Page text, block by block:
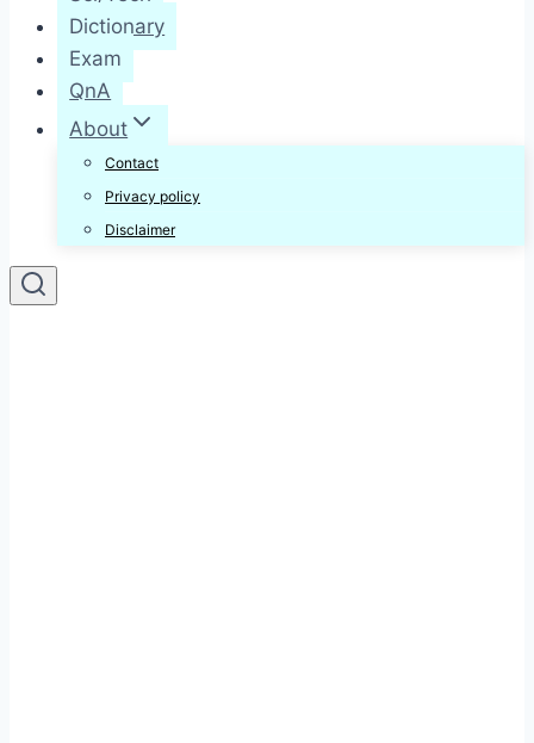
Dictionary
Exam
QnA
About
Contact
Privacy policy
Disclaimer